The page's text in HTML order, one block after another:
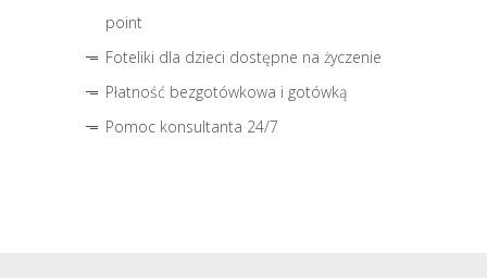
point
Foteliki dla dzieci dostępne na życzenie
Płatność bezgotówkowa i gotówką
Pomoc konsultanta 24/7